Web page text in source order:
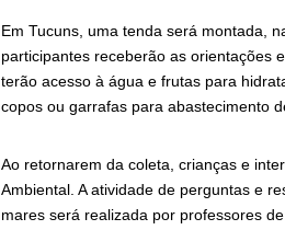
Em Tucuns, uma tenda será montada,
participantes receberão as orientações
terão acesso à água e frutas para
copos ou garrafas para abastecimento
Ao retornarem da coleta, crianças e
Ambiental. A atividade de perguntas e
mares será realizada por professores